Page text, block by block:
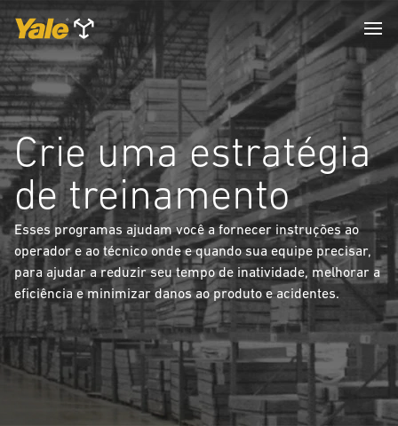
Crie uma estratégia
de treinamento
Esses programas ajudam você a fornecer instruções ao
operador e ao técnico onde e quando sua equipe precisar,
para ajudar a reduzir seu tempo de inatividade, melhorar a
eficiência e minimizar danos ao produto e acidentes.